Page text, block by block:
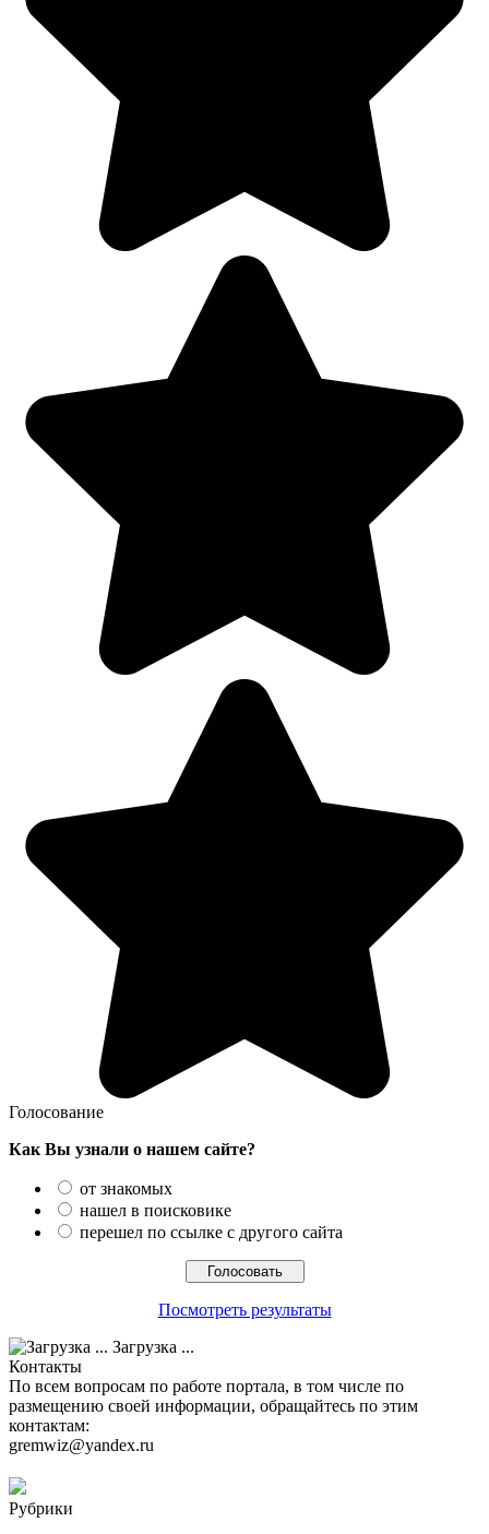
Голосование
Как Вы узнали о нашем сайте?
от знакомых
нашел в поисковике
перешел по ссылке с другого сайта
Посмотреть результаты
Загрузка ...
Контакты
По всем вопросам по работе портала, в том числе по
размещению своей информации, обращайтесь по этим
контактам:
gremwiz@yandex.ru
Рубрики